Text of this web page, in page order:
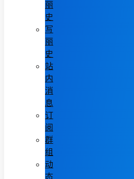
丽
史
写
丽
史
站
内
消
息
订
阅
群
组
动
态